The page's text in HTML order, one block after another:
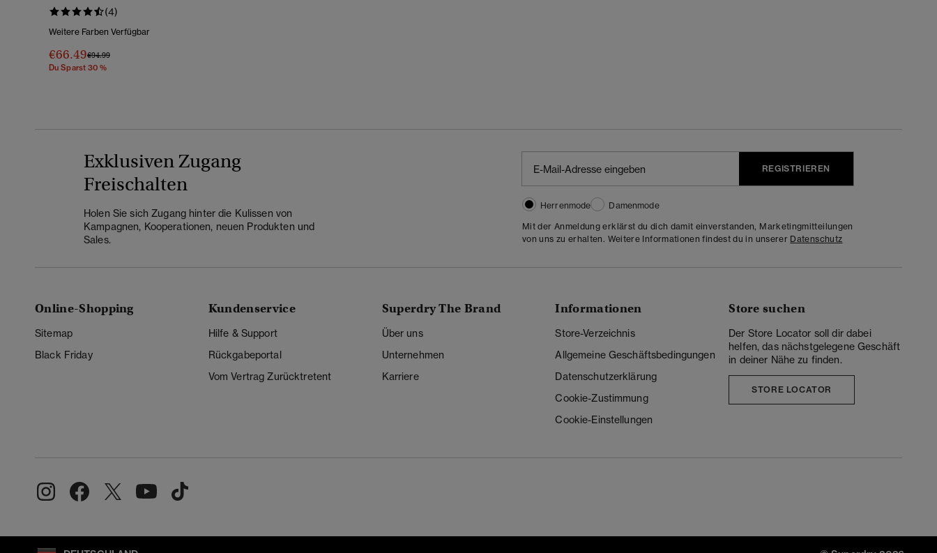
(4)
Weitere Farben Verfügbar
€66.49Preis Wurde Reduziert Von
€94.99Bis
Du Sparst 30 %
Exklusiven Zugang
Freischalten
Holen Sie sich Zugang hinter die Kulissen von
Kampagnen, Kooperationen, neuen Produkten und
Sales.
REGISTRIEREN
Herrenmode
Damenmode
Mit der Anmeldung erklärst du dich damit einverstanden, Marketingmitteilungen
von uns zu erhalten. Weitere Informationen findest du in unserer Datenschutz
Online-Shopping
Sitemap
Black Friday
Kundenservice
Hilfe & Support
Rückgabeportal
Vom Vertrag Zurücktretent
Superdry The Brand
Über uns
Unternehmen
Karriere
Informationen
Store-Verzeichnis
Allgemeine Geschäftsbedingungen
Datenschutzerklärung
Cookie-Zustimmung
Cookie-Einstellungen
Store suchen
Der Store Locator soll dir dabei
helfen, das nächstgelegene Geschäft
in deiner Nähe zu finden.
STORE LOCATOR